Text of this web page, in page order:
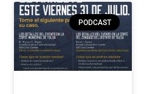
PODCAST